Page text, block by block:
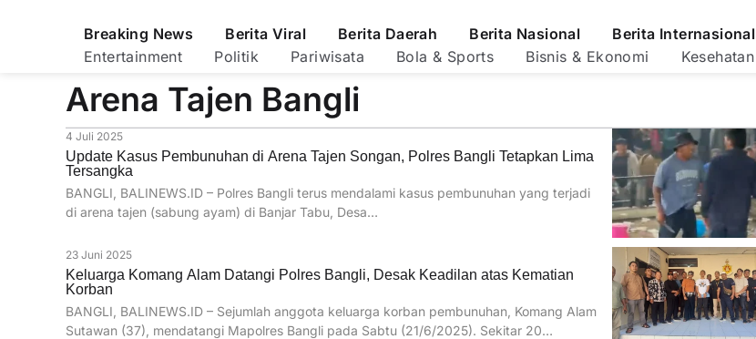
Breaking News Berita Viral Berita Daerah Berita Nasional Berita Internasional
Entertainment
Politik Pariwisata Bola & Sports Bisnis & Ekonomi Kesehatan
Arena Tajen Bangli
4 Juli 2025
Update Kasus Pembunuhan di Arena Tajen Songan, Polres Bangli Tetapkan Lima
Tersangka
BANGLI, BALINEWS.ID – Polres Bangli terus mendalami kasus pembunuhan yang terjadi
di arena tajen (sabung ayam) di Banjar Tabu, Desa…
23 Juni 2025
Keluarga Komang Alam Datangi Polres Bangli, Desak Keadilan atas Kematian
Korban
BANGLI, BALINEWS.ID – Sejumlah anggota keluarga korban pembunuhan, Komang Alam
Sutawan (37), mendatangi Mapolres Bangli pada Sabtu (21/6/2025). Sekitar 20…